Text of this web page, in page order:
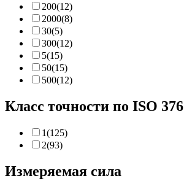
200(12)
2000(8)
30(5)
300(12)
5(15)
50(15)
500(12)
Класс точности по ISO 376
1(125)
2(93)
Измеряемая сила